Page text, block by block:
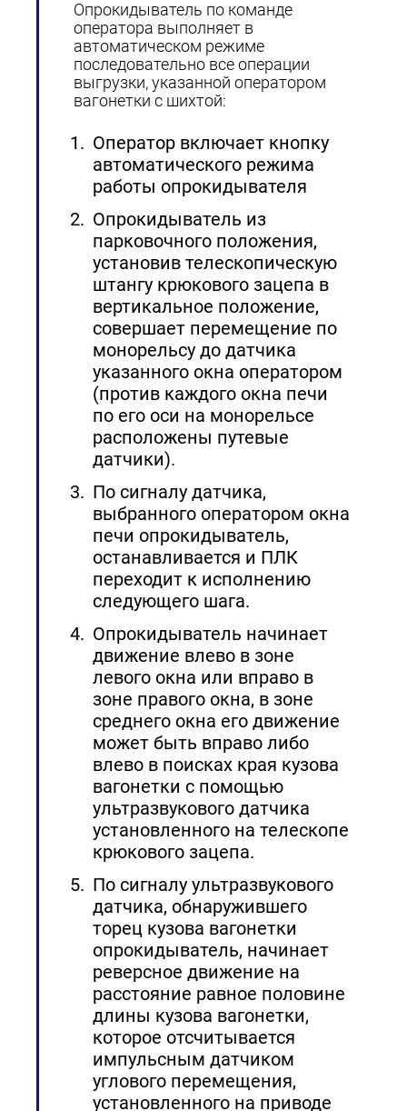
Опрокидыватель по команде
оператора выполняет в
автоматическом режиме
последовательно все операции
выгрузки, указанной оператором
вагонетки с шихтой:
Оператор включает кнопку
автоматического режима
работы опрокидывателя
Опрокидыватель из
парковочного положения,
установив телескопическую
штангу крюкового зацепа в
вертикальное положение,
совершает перемещение по
монорельсу до датчика
указанного окна оператором
(против каждого окна печи
по его оси на монорельсе
расположены путевые
датчики).
По сигналу датчика,
выбранного оператором окна
печи опрокидыватель,
останавливается и ПЛК
переходит к исполнению
следующего шага.
Опрокидыватель начинает
движение влево в зоне
левого окна или вправо в
зоне правого окна, в зоне
среднего окна его движение
может быть вправо либо
влево в поисках края кузова
вагонетки с помощью
ультразвукового датчика
установленного на телескопе
крюкового зацепа.
По сигналу ультразвукового
датчика, обнаружившего
торец кузова вагонетки
опрокидыватель, начинает
реверсное движение на
расстояние равное половине
длины кузова вагонетки,
которое отсчитывается
импульсным датчиком
углового перемещения,
установленного на приводе